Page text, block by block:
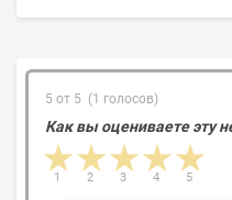
5 от 5 (1 голосов)
Как вы оцениваете эту
4
3 stars
2 stars
1 star 5
4
3
2
1